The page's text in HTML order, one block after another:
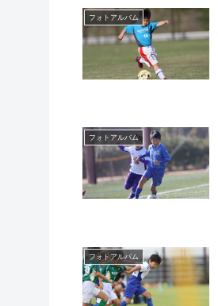
フォトアルバム
フォトアルバム
フォトアルバム